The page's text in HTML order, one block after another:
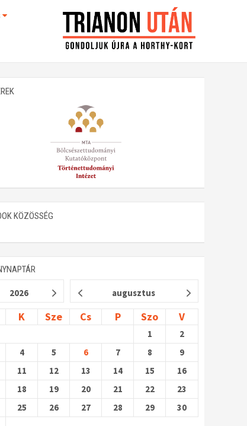
(feltöltés alatt)
KÖZÖSSÉG
2026 augusztus
K Sze Cs P Szo V
1
2
4 5 6 7 8
9
11 12 13 14 15
16
18 19 20 21 22
23
25 26 27 28 29
30